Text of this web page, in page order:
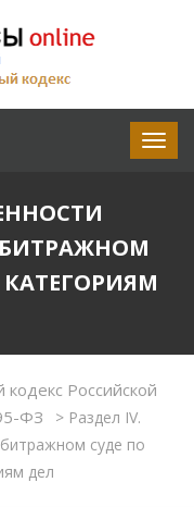
Российской
ФЗ
> Раздел IV.
суде по
дел